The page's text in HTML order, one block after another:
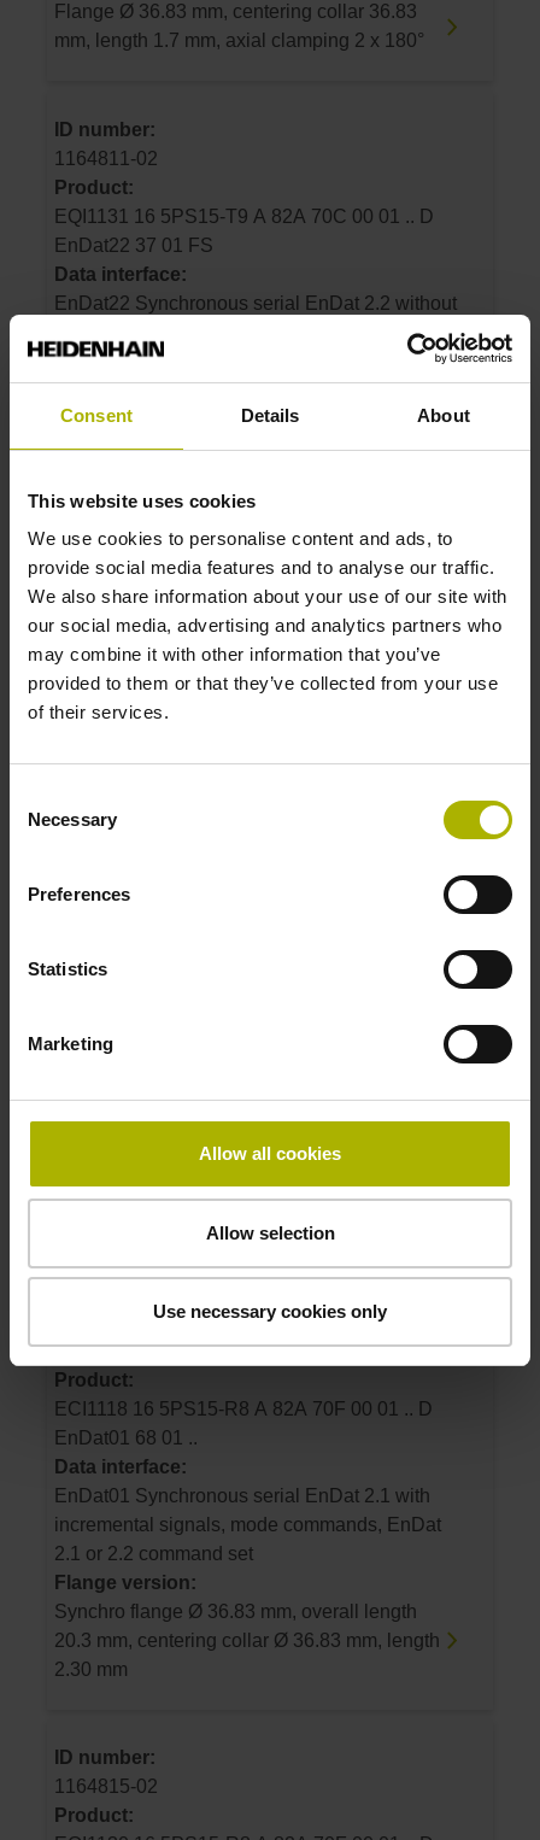
Consent Details About
This website uses cookies
We use cookies to personalise content and ads, to
provide social media features and to analyse our traffic.
We also share information about your use of our site with
our social media, advertising and analytics partners who
may combine it with other information that you’ve
provided to them or that they’ve collected from your use
of their services.
Selection
Necessary
Preferences
Statistics
Marketing
Allow all cookies
Allow selection
Use necessary cookies only
Flange Ø 36.83 mm, centering collar 36.83
mm, length 1.7 mm, axial clamping 2 x 180°
ID number:
1164811-02
Product:
EQI1131 16 5PS15-T9 A 82A 70C 00 01 .. D
EnDat22 37 01 FS
Data interface:
EnDat22 Synchronous serial EnDat 2.2 without
Flange version:
Flange Ø 36.83 mm, centering collar 36.83
mm, length 1.7 mm, axial clamping 2 x 180°
ID number:
1164812-02
Product:
ECI1119 16 5PS15-T9 A 82A 70F 00 01 .. D
EnDat22 37 01 ..
Data interface:
EnDat22 Synchronous serial EnDat 2.2 without
incremental signals
Synchro flange Ø 36.83 mm, overall length
2.30 mm
Product:
Data interface:
incremental signals
20.3 mm, centering collar Ø 36.83 mm, length
ID number:
1164814-02
Product:
ECI1118 16 5PS15-R8 A 82A 70F 00 01 .. D
EnDat01 68 01 ..
Data interface:
EnDat01 Synchronous serial EnDat 2.1 with
incremental signals, mode commands, EnDat
2.1 or 2.2 command set
Flange version:
Synchro flange Ø 36.83 mm, overall length
20.3 mm, centering collar Ø 36.83 mm, length
2.30 mm
ID number:
1164815-02
Product: